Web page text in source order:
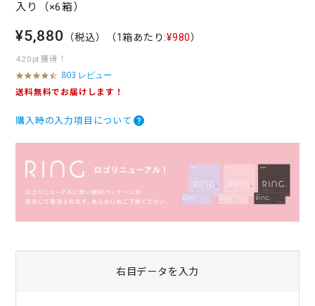
入り（×6箱）
¥5,880 （税込） （1箱あたり:¥980）
420pt獲得！
4
.
t
r
i
n
g
803 レビュー
送料無料でお届けします！
購入時の入力項目について
右目データを入力